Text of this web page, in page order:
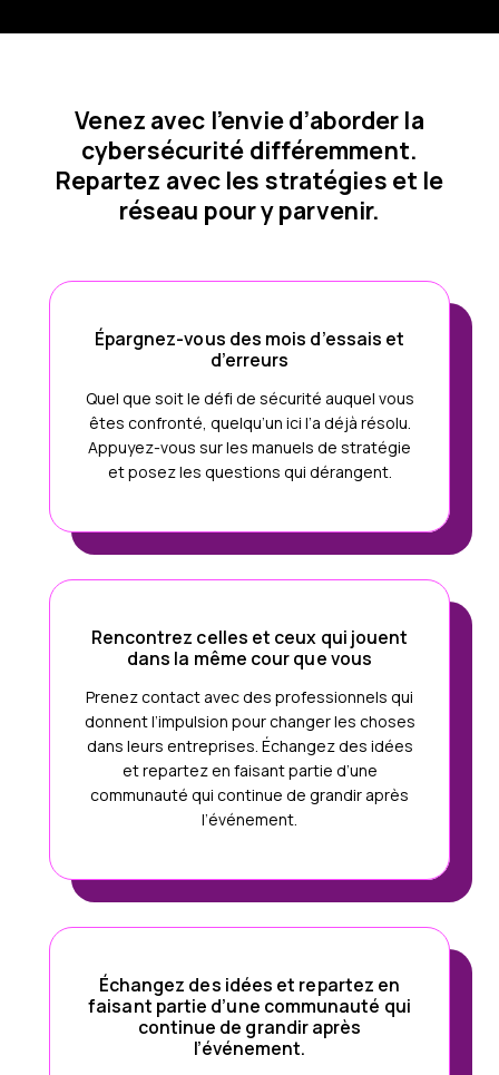
Venez avec l’envie d’aborder la
cybersécurité différemment.
Repartez avec les stratégies et le
réseau pour y parvenir.
Épargnez-vous des mois d’essais et
d’erreurs
Quel que soit le défi de sécurité auquel vous
êtes confronté, quelqu’un ici l’a déjà résolu.
Appuyez-vous sur les manuels de stratégie
et posez les questions qui dérangent.
Rencontrez celles et ceux qui jouent
dans la même cour que vous
Prenez contact avec des professionnels qui
donnent l’impulsion pour changer les choses
dans leurs entreprises. Échangez des idées
et repartez en faisant partie d’une
communauté qui continue de grandir après
l’événement.
Échangez des idées et repartez en
faisant partie d’une communauté qui
continue de grandir après
l’événement.